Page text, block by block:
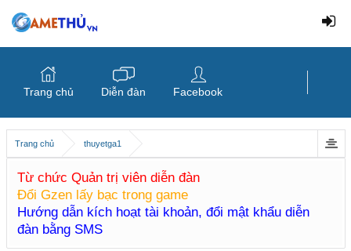
Trang chủ thuyetga1
Từ chức Quản trị viên diễn đàn
Đổi Gzen lấy bạc trong game
Hướng dẫn kích hoạt tài khoản, đổi mật khẩu diễn
đàn bằng SMS
Trang chủ Diễn đàn Facebook